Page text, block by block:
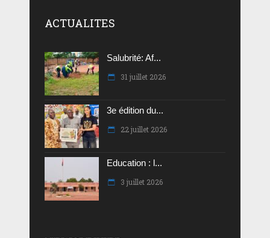
ACTUALITES
Salubrité: Af...
31 juillet 2026
3e édition du...
22 juillet 2026
Education : l...
3 juillet 2026